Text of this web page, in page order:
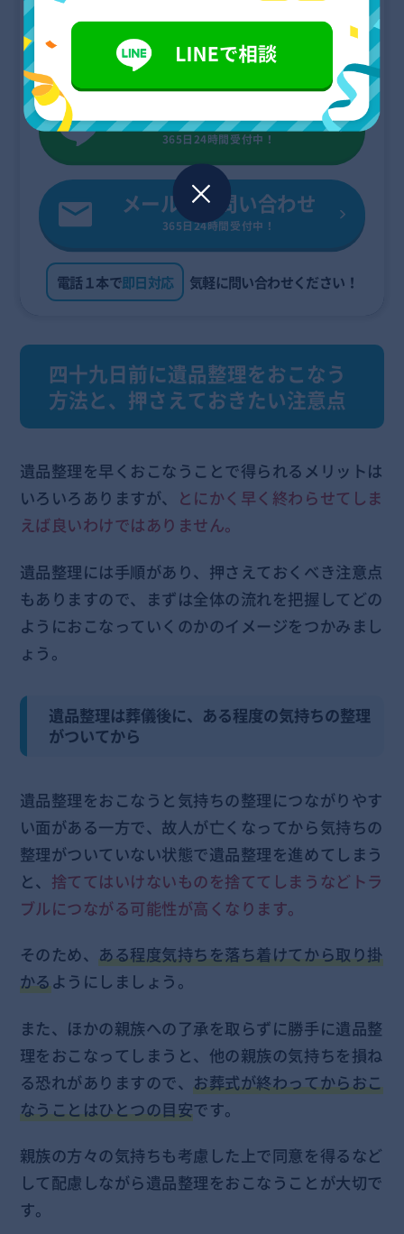
0120-697-195
受付時間：08:00〜24:00
LINEでお問い合わせ
365日24時間受付中！
メールでお問い合わせ
365日24時間受付中！
電話１本で即日対応 気軽に問い合わせください！
四十九日前に遺品整理をおこなう
方法と、押さえておきたい注意点
遺品整理を早くおこなうことで得られるメリットは
いろいろありますが、 とにかく早く終わらせてしま
えば良いわけではありません。
遺品整理には手順があり、押さえておくべき注意点
もありますので、まずは全体の流れを把握してどの
ようにおこなっていくのかのイメージをつかみまし
ょう。
遺品整理は葬儀後に、ある程度の気持ちの整理
がついてから
遺品整理をおこなうと気持ちの整理につながりやす
い面がある一方で、故人が亡くなってから気持ちの
整理がついていない状態で遺品整理を進めてしまう
と、 捨ててはいけないものを捨ててしまうなどトラ
ブルにつながる可能性が高くなります。
そのため、ある程度気持ちを落ち着けてから取り掛
かるようにしましょう。
また、ほかの親族への了承を取らずに勝手に遺品整
理をおこなってしまうと、他の親族の気持ちを損ね
る恐れがありますので、お葬式が終わってからおこ
なうことはひとつの目安です。
親族の方々の気持ちも考慮した上で同意を得るなど
して配慮しながら遺品整理をおこなうことが大切で
す。